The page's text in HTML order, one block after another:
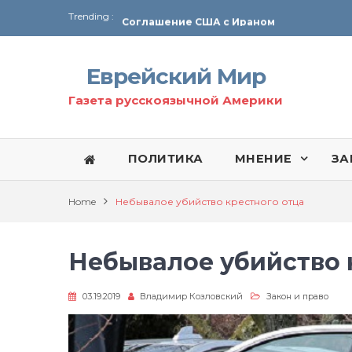
Trending :
Соглашение США с Ираном
Технология Революции в Иране
От Ирана до Ливана и Газы
Еврейский Мир
Газета русскоязычной Америки
ПОЛИТИКА МНЕНИЕ
Home Небывалое убийство крестного отца
Небывалое убийство
03.19.2019 Владимир Козловский Закон и право